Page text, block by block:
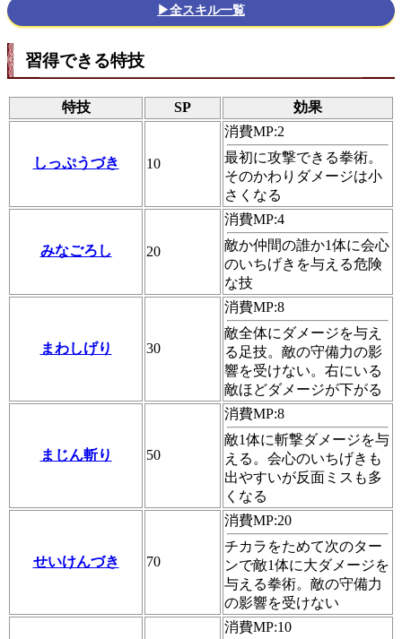
▶全スキル一覧
習得できる特技
特技 SP 効果
しっぷうづき 10
消費MP:2
最初に攻撃できる拳術。
そのかわりダメージは小
さくなる
みなごろし 20
消費MP:4
敵か仲間の誰か1体に会心
のいちげきを与える危険
な技
まわしげり 30
消費MP:8
敵全体にダメージを与え
る足技。敵の守備力の影
響を受けない。右にいる
敵ほどダメージが下がる
まじん斬り 50
消費MP:8
敵1体に斬撃ダメージを与
える。会心のいちげきも
出やすいが反面ミスも多
くなる
せいけんづき 70
消費MP:20
チカラをためて次のター
ンで敵1体に大ダメージを
与える拳術。敵の守備力
の影響を受けない
消費MP:10